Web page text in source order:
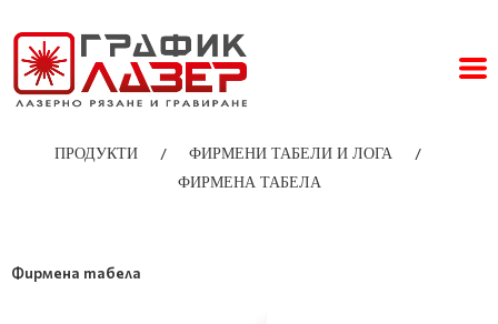
ПРОДУКТИ / ФИРМЕНИ ТАБЕЛИ И ЛОГА /
ФИРМЕНА ТАБЕЛА
Фирмена табела